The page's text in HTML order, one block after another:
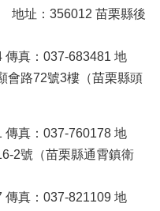
356012 苗栗縣後
傳真：037-683481 地
會路72號3樓（苗栗縣頭
傳真：037-760178 地
2號（苗栗縣通霄鎮衛
傳真：037-821109 地